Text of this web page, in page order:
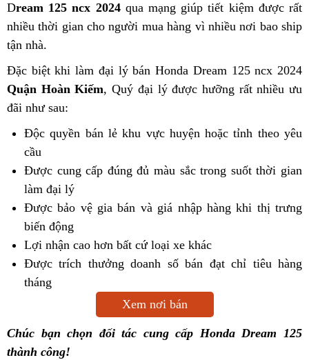
Dream 125 ncx 2024qua mạng giúp tiết kiệm được rất
nhiều thời gian cho người mua hàng vì nhiều nơi bao ship
tận nhà.
Đặc biệt khi làm đại lý bán Honda Dream 125 ncx 2024
Quận Hoàn Kiếm, Quý đại lý được hưỡng rất nhiều ưu
đãi như sau:
Độc quyền bán lẻ khu vực huyện hoặc tỉnh theo yêu
cầu
Được cung cấp đúng đủ màu sắc trong suốt thời gian
làm đại lý
Được bảo vệ gia bán và giá nhập hàng khi thị trưng
biến động
Lợi nhận cao hơn bất cứ loại xe khác
Được trích thưởng doanh số bán đạt chỉ tiêu hàng
tháng
Xem nơi bán
Chúc bạn chọn đối tác cung cấp Honda Dream 125
thành công!